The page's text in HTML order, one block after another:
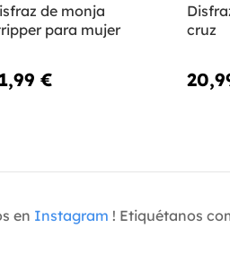
de monja
para mujer
€
cruz
en Instagram ! Etiquétanos